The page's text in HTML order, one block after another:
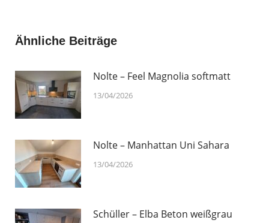
Ähnliche Beiträge
Nolte – Feel Magnolia softmatt
13/04/2026
Nolte – Manhattan Uni Sahara
13/04/2026
Schüller – Elba Beton weißgrau